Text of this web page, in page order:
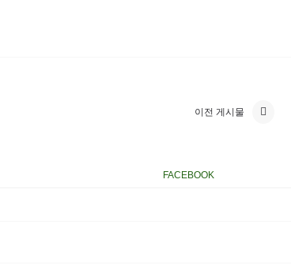
이전 게시물
FACEBOOK